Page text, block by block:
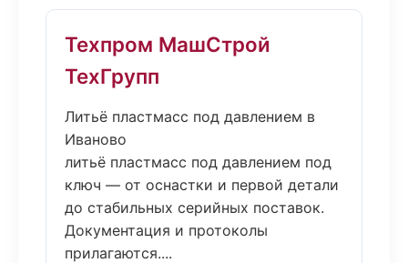
Техпром МашСтрой
ТехГрупп
Литьё пластмасс под давлением в
Иваново
литьё пластмасс под давлением под
ключ — от оснастки и первой детали
до стабильных серийных поставок.
Документация и протоколы
прилагаются....